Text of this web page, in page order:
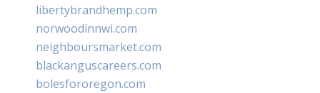
libertybrandhemp.com
norwoodinnwi.com
neighboursmarket.com
blackanguscareers.com
bolesfororegon.com